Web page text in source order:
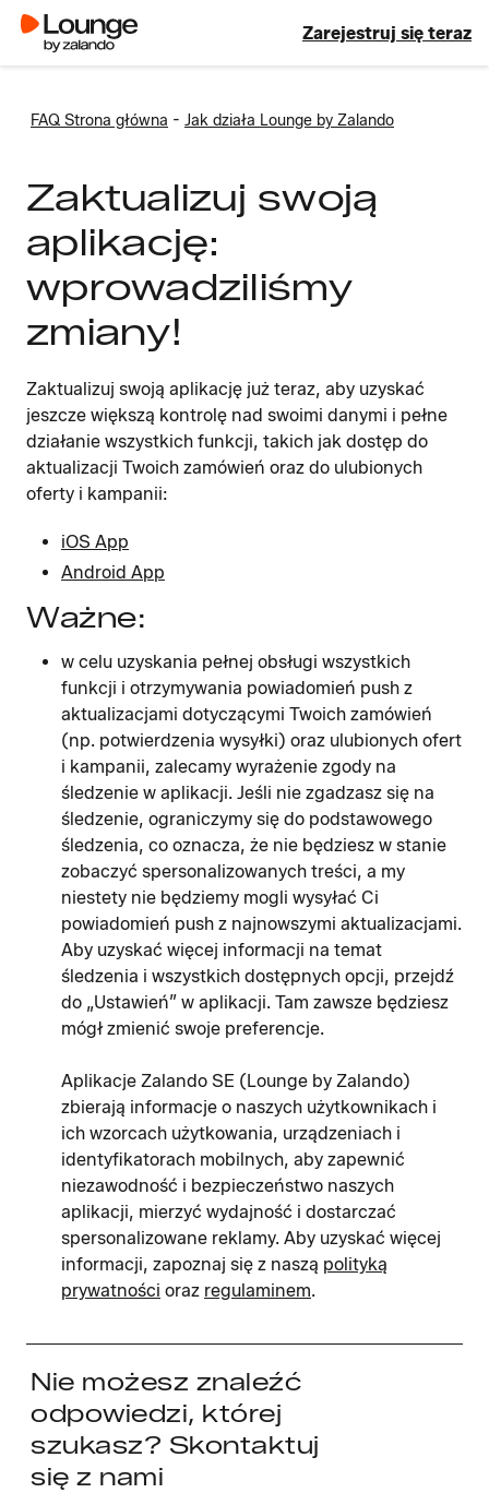
Zarejestruj się teraz
FAQ Strona główna - Jak działa Lounge by Zalando
Zaktualizuj swoją
aplikację:
wprowadziliśmy
zmiany!
Zaktualizuj swoją aplikację już teraz, aby uzyskać
jeszcze większą kontrolę nad swoimi danymi i pełne
działanie wszystkich funkcji, takich jak dostęp do
aktualizacji Twoich zamówień oraz do ulubionych
oferty i kampanii:
iOS App
Android App
Ważne:
w celu uzyskania pełnej obsługi wszystkich
funkcji i otrzymywania powiadomień push z
aktualizacjami dotyczącymi Twoich zamówień
(np. potwierdzenia wysyłki) oraz ulubionych ofert
i kampanii, zalecamy wyrażenie zgody na
śledzenie w aplikacji. Jeśli nie zgadzasz się na
śledzenie, ograniczymy się do podstawowego
śledzenia, co oznacza, że ​​nie będziesz w stanie
zobaczyć spersonalizowanych treści, a my
niestety nie będziemy mogli wysyłać Ci
powiadomień push z najnowszymi aktualizacjami.
Aby uzyskać więcej informacji na temat
śledzenia i wszystkich dostępnych opcji, przejdź
do „Ustawień” w aplikacji. Tam zawsze będziesz
mógł zmienić swoje preferencje.
Aplikacje Zalando SE (Lounge by Zalando)
zbierają informacje o naszych użytkownikach i
ich wzorcach użytkowania, urządzeniach i
identyfikatorach mobilnych, aby zapewnić
niezawodność i bezpieczeństwo naszych
aplikacji, mierzyć wydajność i dostarczać
spersonalizowane reklamy. Aby uzyskać więcej
informacji, zapoznaj się z naszą polityką
prywatności oraz regulaminem.
Nie możesz znaleźć
odpowiedzi, której
szukasz? Skontaktuj
się z nami